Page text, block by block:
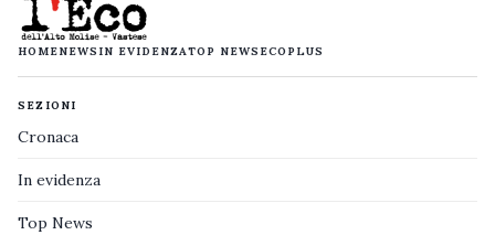
HOMENEWS IN EVIDENZATOP NEWS ECOPLUS
SEZIONI
Cronaca
In evidenza
Top News